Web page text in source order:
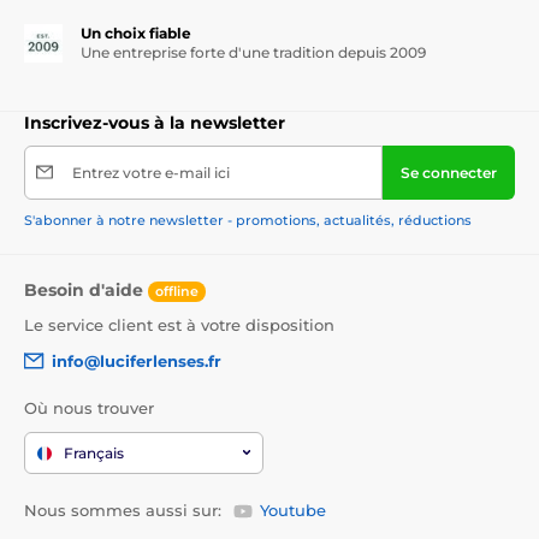
Un choix fiable
Une entreprise forte d'une tradition depuis 2009
Inscrivez-vous à la newsletter
Entrez votre e-mail ici Se connecter
S'abonner à notre newsletter - promotions, actualités, réductions
Besoin d'aide offline
Le service client est à votre disposition
info@luciferlenses.fr
Où nous trouver
Français
Nous sommes aussi sur: Youtube